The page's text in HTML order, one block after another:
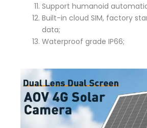
Support humanoid
Built-in cloud SIM, factory
data;
Waterproof grade IP66;